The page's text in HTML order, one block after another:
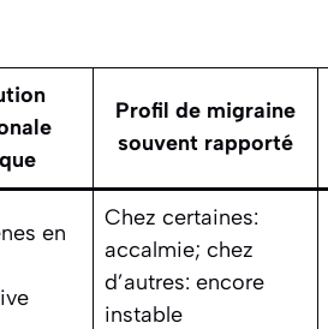
Profil de migraine
souvent rapporté
en
Chez certaines:
accalmie; chez
d’autres: encore
instable